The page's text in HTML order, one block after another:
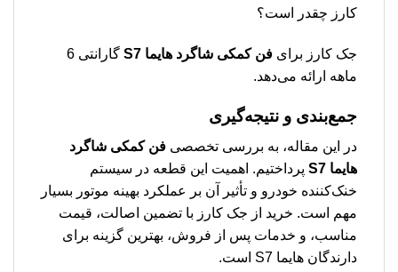
کارز چقدر است؟
جک کارز برای فن کمکی شاگرد هایما S7
گارانتی 6
ماهه ارائه می‌دهد.
جمع‌بندی و نتیجه‌گیری
در این مقاله، به بررسی تخصصی فن کمکی شاگرد
هایما S7
پرداختیم. اهمیت این قطعه در سیستم
خنک‌کننده خودرو و تأثیر آن بر عملکرد بهینه موتور بسیار
مهم است. خرید از جک کارز با تضمین اصالت، قیمت
مناسب، و خدمات پس از فروش، بهترین گزینه برای
دارندگان هایما S7 است.